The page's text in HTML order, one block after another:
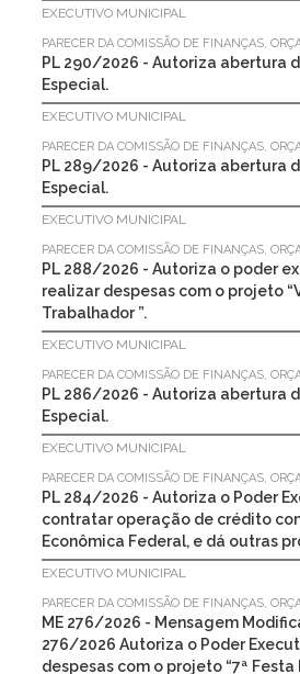
EXECUTIVO MUNICIPAL
PARECER DA COMISSÃO DE FINANÇAS,
PL 290/2026 - Autoriza abertura
Especial.
EXECUTIVO MUNICIPAL
PARECER DA COMISSÃO DE FINANÇAS,
PL 289/2026 - Autoriza abertura
Especial.
EXECUTIVO MUNICIPAL
PARECER DA COMISSÃO DE FINANÇAS,
PL 288/2026 - Autoriza o poder
realizar despesas com o projeto
Trabalhador ”.
EXECUTIVO MUNICIPAL
PARECER DA COMISSÃO DE FINANÇAS,
PL 286/2026 - Autoriza abertura
Especial.
EXECUTIVO MUNICIPAL
PARECER DA COMISSÃO DE FINANÇAS,
PL 284/2026 - Autoriza o Poder
contratar operação de crédito
Econômica Federal, e dá outras
EXECUTIVO MUNICIPAL
PARECER DA COMISSÃO DE FINANÇAS,
ME 276/2026 - Mensagem
276/2026 Autoriza o Poder
despesas com o projeto “7ª Festa